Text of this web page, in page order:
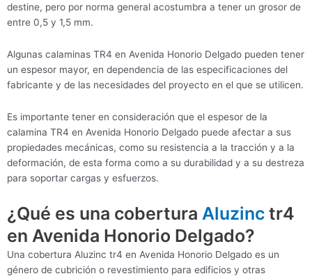
destine, pero por norma general acostumbra a tener un grosor de
entre 0,5 y 1,5 mm.
Algunas calaminas TR4 en Avenida Honorio Delgado pueden tener
un espesor mayor, en dependencia de las especificaciones del
fabricante y de las necesidades del proyecto en el que se utilicen.
Es importante tener en consideración que el espesor de la
calamina TR4 en Avenida Honorio Delgado puede afectar a sus
propiedades mecánicas, como su resistencia a la tracción y a la
deformación, de esta forma como a su durabilidad y a su destreza
para soportar cargas y esfuerzos.
¿Qué es una cobertura Aluzinc tr4
en Avenida Honorio Delgado?
Una cobertura Aluzinc tr4 en Avenida Honorio Delgado es un
género de cubrición o revestimiento para edificios y otras